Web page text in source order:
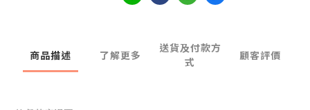
商品描述 了解更多
送貨及付款方
式
顧客評價